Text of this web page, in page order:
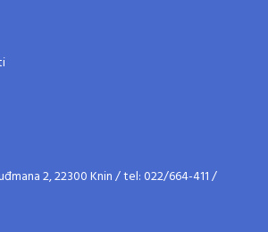
2, 22300 Knin / tel: 022/664-411 /